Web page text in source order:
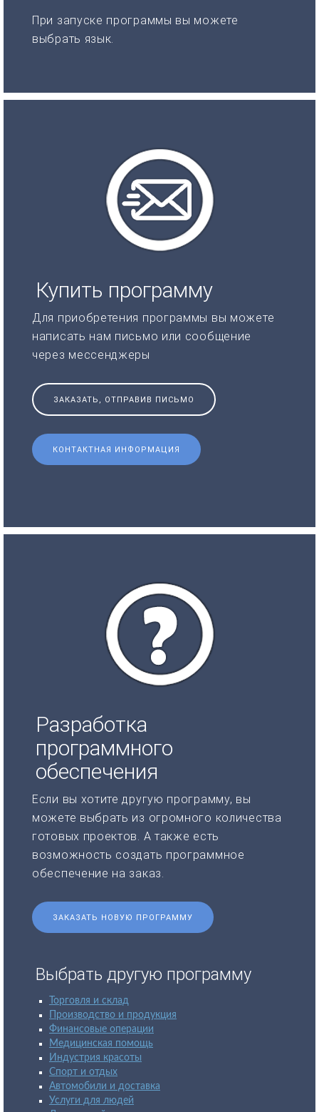
При запуске программы вы можете
выбрать язык.
Купить программу
Для приобретения программы вы можете
написать нам письмо или сообщение
через мессенджеры
ЗАКАЗАТЬ, ОТПРАВИВ ПИСЬМО
КОНТАКТНАЯ ИНФОРМАЦИЯ
Разработка
программного
обеспечения
Если вы хотите другую программу, вы
можете выбрать из огромного количества
готовых проектов. А также есть
возможность создать программное
обеспечение на заказ.
ЗАКАЗАТЬ НОВУЮ ПРОГРАММУ
Выбрать другую программу
Торговля и склад
Производство и продукция
Финансовые операции
Медицинская помощь
Индустрия красоты
Спорт и отдых
Автомобили и доставка
Услуги для людей